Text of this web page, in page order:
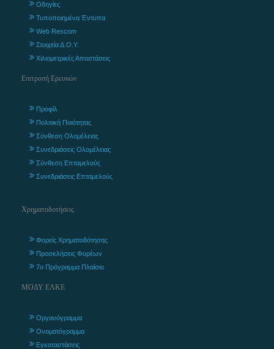
Οδηγίες
Τυποποιημένα Έντυπα
Web Rescom
Στοιχεία Δ.Ο.Υ.
Χιλιομετρικές Αποστάσεις
Επιτροπή Ερευνών
Προφίλ
Πολιτική Ποιότητας
Σύνθεση Ολομέλειας
Συνεδριάσεις Ολομέλειας
Σύνθεση Επταμελούς
Συνεδριάσεις Επταμελούς
Χρηματοδοτήσεις
Φορείς Χρηματοδότησης
Προσκλήσεις Φορέων
7ο Πρόγραμμα Πλαίσιο
ΜΟΔΥ ΕΛΚΕ
Οργανόγραμμα
Ονοματόγραμμα
Εγκαταστάσεις